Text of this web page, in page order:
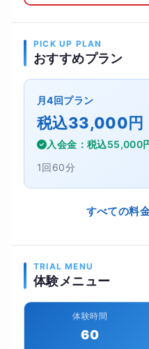
PICK UP PLAN
おすすめプラン
月4回プラン
税込33,000円
入会金：税込55,000
1回60分
すべての料
TRIAL MENU
体験メニュー
体験時間
60